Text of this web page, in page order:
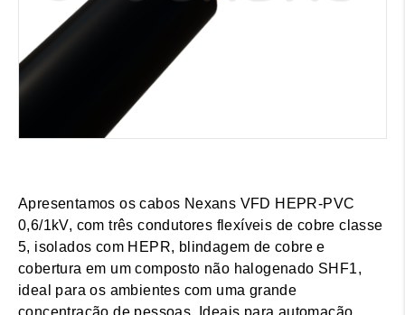
Apresentamos os cabos Nexans VFD HEPR-PVC
0,6/1kV, com três condutores flexíveis de cobre classe
5, isolados com HEPR, blindagem de cobre e
cobertura em um composto não halogenado SHF1,
ideal para os ambientes com uma grande
concentração de pessoas. Ideais para automação